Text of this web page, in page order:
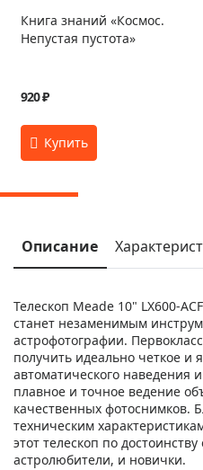
Книга знаний «Космос.
Непустая пустота»
920 ₽
Описание
Телескоп Meade 10" LX600-
станет незаменимым
астрофотографии.
получить идеально четкое и
автоматического наведения
плавное и точное ведение
качественных фотоснимков.
техническим
этот телескоп по
астролюбители, и новички.